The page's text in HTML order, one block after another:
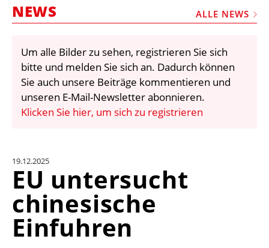
VIDEOS
BIBLIOTHEK
KRAN & BÜHNE
EINHEITENKONVERTER
KONTAKT
NEWS ALLE NEWS
Um alle Bilder zu sehen, registrieren Sie sich
bitte und melden Sie sich an. Dadurch können
Sie auch unsere Beiträge kommentieren und
unseren E-Mail-Newsletter abonnieren.
Klicken Sie hier, um sich zu registrieren
19.12.2025
EU untersucht
chinesische
Einfuhren